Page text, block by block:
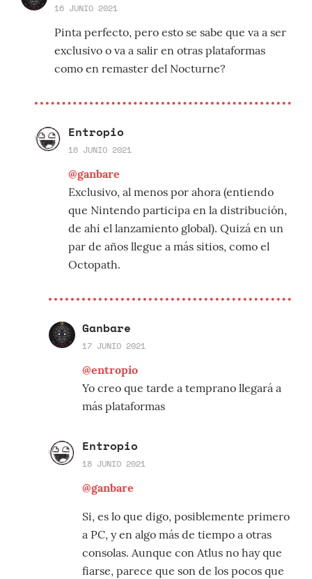
16 JUNIO 2021
Pinta perfecto, pero esto se sabe que va a ser
exclusivo o va a salir en otras plataformas
como en remaster del Nocturne?
Entropio
16 JUNIO 2021
@ganbare
Exclusivo, al menos por ahora (entiendo
que Nintendo participa en la distribución,
de ahí el lanzamiento global). Quizá en un
par de años llegue a más sitios, como el
Octopath.
Ganbare
17 JUNIO 2021
@entropio
Yo creo que tarde a temprano llegará a
más plataformas
Entropio
18 JUNIO 2021
@ganbare
Si, es lo que digo, posiblemente primero
a PC, y en algo más de tiempo a otras
consolas. Aunque con Atlus no hay que
fiarse, parece que son de los pocos que